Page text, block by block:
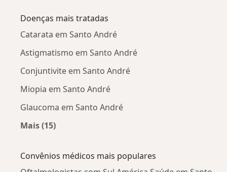
Doenças mais tratadas
Catarata em Santo André
Astigmatismo em Santo André
Conjuntivite em Santo André
Miopia em Santo André
Glaucoma em Santo André
Mais (15)
Convênios médicos mais populares